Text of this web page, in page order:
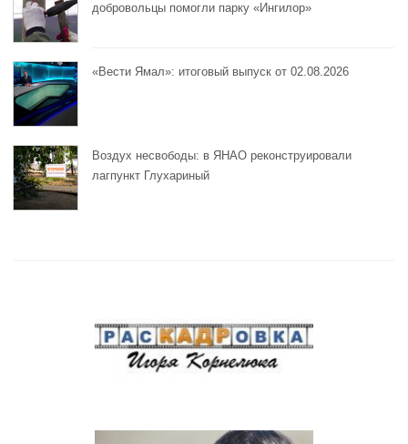
добровольцы помогли парку «Ингилор»
«Вести Ямал»: итоговый выпуск от 02.08.2026
Воздух несвободы: в ЯНАО реконструировали
лагпункт Глухариный